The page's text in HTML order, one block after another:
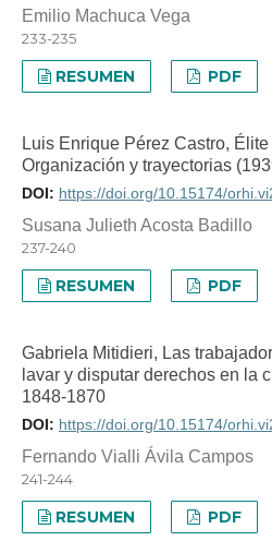
Emilio Machuca Vega
233-235
RESUMEN PDF
Luis Enrique Pérez Castro,
Organización y trayectorias
DOI: https://doi.org/10.15174/
Susana Julieth Acosta Badillo
237-240
RESUMEN PDF
Gabriela Mitidieri, Las
lavar y disputar derechos en la
1848-1870
DOI: https://doi.org/10.15174/
Fernando Vialli Ávila Campos
241-244
RESUMEN PDF